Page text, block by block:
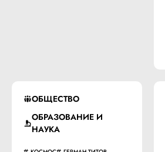
ОБЩЕСТВО
ОБРАЗОВАНИЕ И
НАУКА